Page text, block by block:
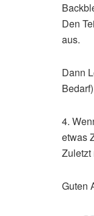
Den
aus.
Dann
4.
etwas
Zuletzt
Guten